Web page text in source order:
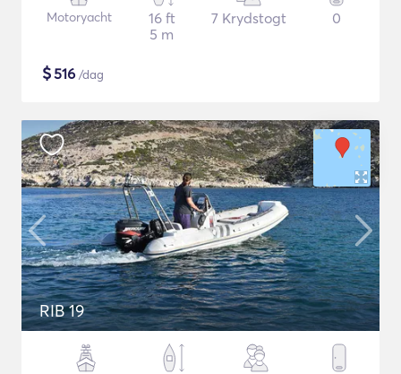
Motoryacht
16 ft
5 m
7 Krydstogt 0
$516 /dag
RIB 19